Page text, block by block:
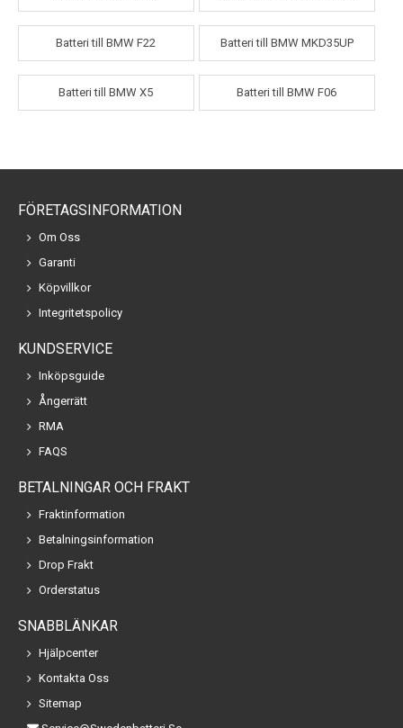
Batteri till BMW F22 Batteri till BMW MKD35UP
Batteri till BMW X5 Batteri till BMW F06
FÖRETAGSINFORMATION
Om Oss
Garanti
Köpvillkor
Integritetspolicy
KUNDSERVICE
Inköpsguide
Ångerrätt
RMA
FAQS
BETALNINGAR OCH FRAKT
Fraktinformation
Betalningsinformation
Drop Frakt
Orderstatus
SNABBLÄNKAR
Hjälpcenter
Kontakta Oss
Sitemap